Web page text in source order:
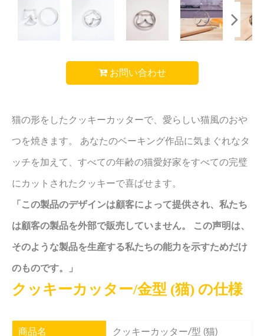
お問い合わせ
猫の形をしたクッキーカッターで、愛らしい猫風のおや
つを焼きます。 あなたのベーキング作品に気まぐれなタ
ッチを加えて、すべての年齢の猫愛好家をすべての完璧
にカットされたクッキーで喜ばせます。
「この製品のデザインは顧客によって提供され、私たち
は顧客の製品を外部で販売していません。 この声明は、
そのような製品を生産する私たちの能力を示すためだけ
のものです。」
クッキーカッター/金型 (猫) の仕様
商品名 クッキーカッター/型 (猫)